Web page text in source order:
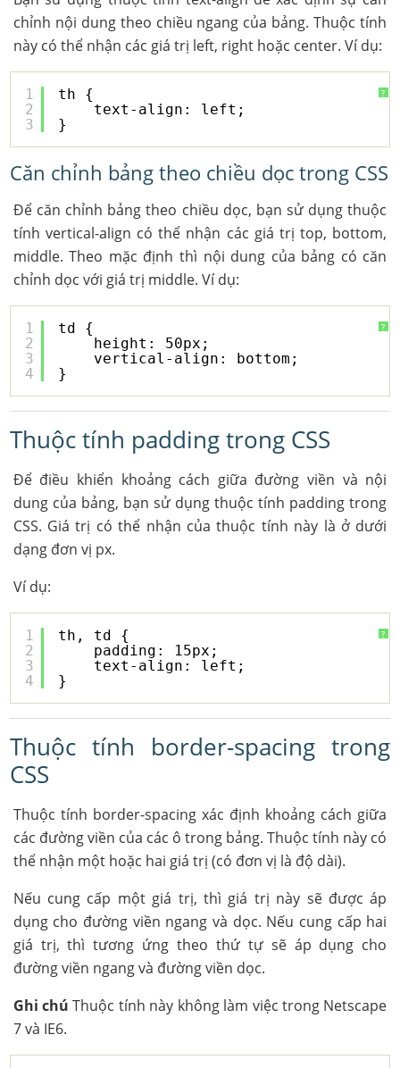
chỉnh nội dung theo chiều ngang của bảng. Thuộc tính
này có thể nhận các giá trị left, right hoặc center. Ví dụ:
?
1
2
3
th {
text-align: left;
}
Căn chỉnh bảng theo chiều dọc trong CSS
Để căn chỉnh bảng theo chiều dọc, bạn sử dụng thuộc
tính vertical-align có thể nhận các giá trị top, bottom,
middle. Theo mặc định thì nội dung của bảng có căn
chỉnh dọc với giá trị middle. Ví dụ:
?
1
2
3
4
td {
height: 50px;
vertical-align: bottom;
}
Thuộc tính padding trong CSS
Để điều khiển khoảng cách giữa đường viền và nội
dung của bảng, bạn sử dụng thuộc tính padding trong
CSS. Giá trị có thể nhận của thuộc tính này là ở dưới
dạng đơn vị px.
Ví dụ:
?
1
2
3
4
th, td {
padding: 15px;
text-align: left;
}
Thuộc tính border-spacing trong
CSS
Thuộc tính border-spacing xác định khoảng cách giữa
các đường viền của các ô trong bảng. Thuộc tính này có
thể nhận một hoặc hai giá trị (có đơn vị là độ dài).
Nếu cung cấp một giá trị, thì giá trị này sẽ được áp
dụng cho đường viền ngang và dọc. Nếu cung cấp hai
giá trị, thì tương ứng theo thứ tự sẽ áp dụng cho
đường viền ngang và đường viền dọc.
Ghi chúThuộc tính này không làm việc trong Netscape
7 và IE6.